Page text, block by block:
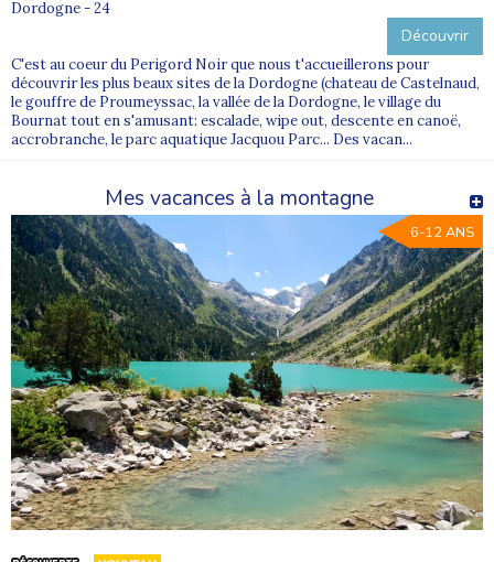
Dordogne - 24
Découvrir
C'est au coeur du Perigord Noir que nous t'accueillerons pour
découvrir les plus beaux sites de la Dordogne (chateau de Castelnaud,
le gouffre de Proumeyssac, la vallée de la Dordogne, le village du
Bournat tout en s'amusant: escalade, wipe out, descente en canoë,
accrobranche, le parc aquatique Jacquou Parc... Des vacan...
Mes vacances à la montagne
6-12 ANS